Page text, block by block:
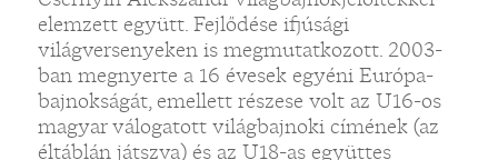
elemzett együtt. Fejlődése ifjúsági
világversenyeken is megmutatkozott. 2003-
ban megnyerte a 16 évesek egyéni Európa-
bajnokságát, emellett részese volt az U16-os
magyar válogatott világbajnoki címének (az
éltáblán játszva) és az U18-as együttes